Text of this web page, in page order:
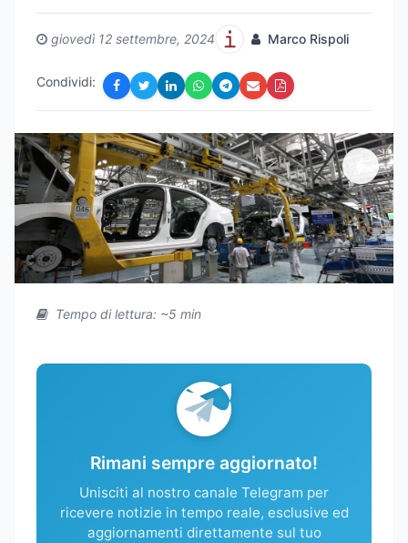
giovedì 12 settembre, 2024 Marco Rispoli
Condividi:
Tempo di lettura: ~5 min
Rimani sempre aggiornato!
Unisciti al nostro canale Telegram per
ricevere notizie in tempo reale, esclusive ed
aggiornamenti direttamente sul tuo